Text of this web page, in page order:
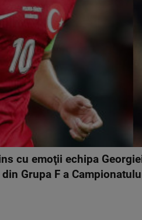
cu emoţii echipa
Grupa F a